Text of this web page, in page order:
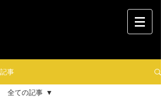
記事
全ての記事